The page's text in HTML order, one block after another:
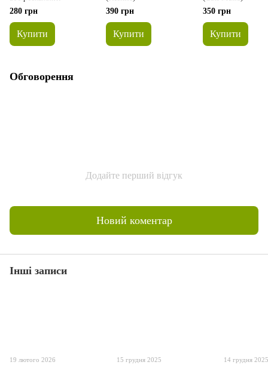
Мультфільми (укр)
280 грн
Купити
390 грн
Купити
350 грн
Купити
Обговорення
Додайте перший відгук
Новий коментар
Інші записи
19 лютого 2026 15 грудня 2025 14 грудня